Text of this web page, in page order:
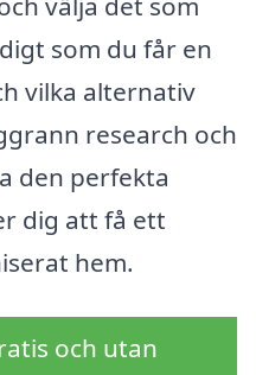
som du får en
vilka alternativ
research och
den perfekta
dig att få ett
hem.
och utan